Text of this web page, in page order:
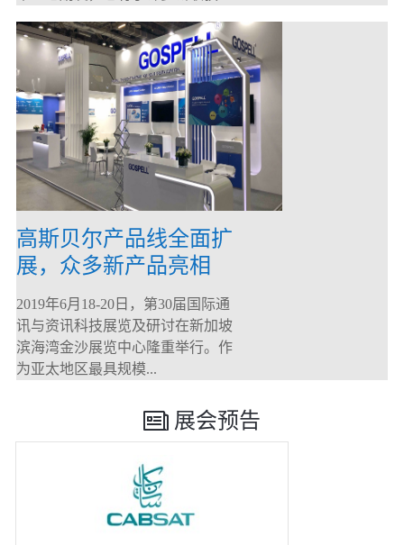
高斯贝尔产品线全面扩
展，众多新产品亮相
CommunicAsia 2019
2019年6月18-20日，第30届国际通
讯与资讯科技展览及研讨在新加坡
滨海湾金沙展览中心隆重举行。作
为亚太地区最具规模...
展会预告